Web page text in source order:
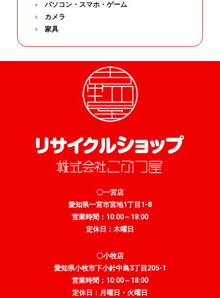
パソコン・スマホ・ゲーム
カメラ
家具
〇一宮店
愛知県一宮市宮地1丁目1-8
営業時間：10:00～18:00
定休日：木曜日
〇小牧店
愛知県小牧市下小針中島3丁目205-1
営業時間：10:00～18:00
定休日：月曜日・火曜日